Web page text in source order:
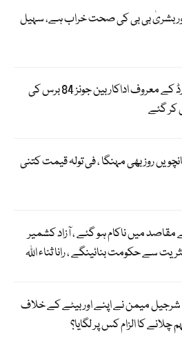
اور بشریٰ بی بی کی صحت خراب ہے، سہیل
ڈیوکس آف ہیزرڈ کے معروف اداکار بین جونز 84 برس کی
کر گئے
روز بھی مہنگا ، فی تولہ قیمت کتنی
مقاصد میں ناکام ہو گئے ، آزاد کشمیر
سے حکومت بنائینگے ، رانا ثناء اللہ
میمن نے اپنے اور بیٹے کے خلاف
کا الزام کس پر لگایا؟